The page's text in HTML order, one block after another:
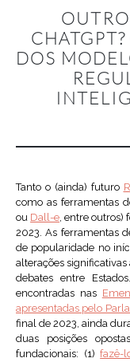
DOS
Tanto o (ainda) futuro
como as ferramentas
ou Dall-e, entre outros)
2023. As ferramentas
de popularidade no
alterações significativas
debates entre
encontradas nas
apresentadas pelo
final de 2023, ainda
duas posições
fundacionais: (1)fazê-